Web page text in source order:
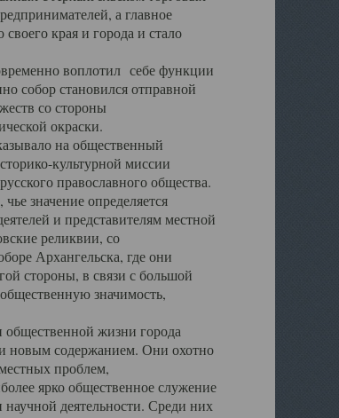
а главное
края и города и стало
воплотил себе функции
собор становился отправной
со стороны
окраски.
на общественный
культурной миссии
православного общества.
значение определяется
и представителям местной
реликвии, со
Архангельска, где они
стороны, в связи с большой
значимость,
жизни города
новым содержанием. Они охотно
проблем,
ярко общественное служение
деятельности. Среди них